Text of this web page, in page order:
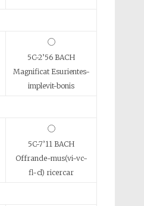
5C-2’56 BACH
Magnificat Esurientes-
implevit-bonis
5C-7’11 BACH
Offrande-mus(vi-vc-
fl-cl) ricercar